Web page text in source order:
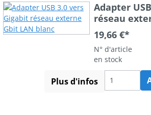
Adapter
réseau
blanc
19,66 €*
N° d'article
en stock
Plus d'infos